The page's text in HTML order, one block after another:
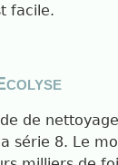
facile.
de
série 8. Le